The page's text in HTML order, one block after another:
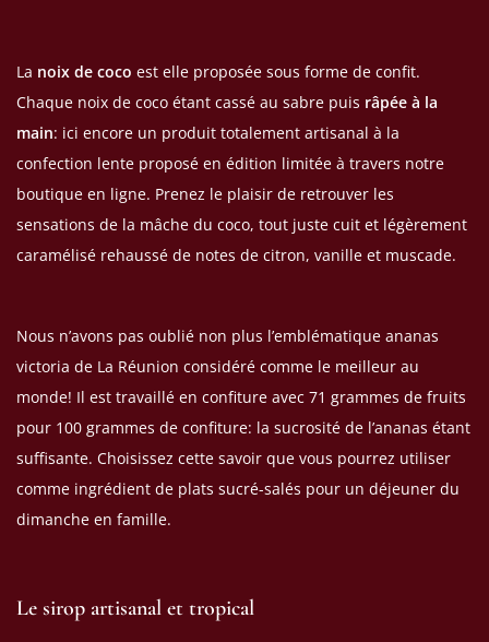
La noix de coco est elle proposée sous forme de confit.
Chaque noix de coco étant cassé au sabre puis râpée à la
main: ici encore un produit totalement artisanal à la
confection lente proposé en édition limitée à travers notre
boutique en ligne. Prenez le plaisir de retrouver les
sensations de la mâche du coco, tout juste cuit et légèrement
caramélisé rehaussé de notes de citron, vanille et muscade.
Nous n’avons pas oublié non plus l’emblématique ananas
victoria de La Réunion considéré comme le meilleur au
monde! Il est travaillé en confiture avec 71 grammes de fruits
pour 100 grammes de confiture: la sucrosité de l’ananas étant
suffisante. Choisissez cette savoir que vous pourrez utiliser
comme ingrédient de plats sucré-salés pour un déjeuner du
dimanche en famille.
Le sirop artisanal et tropical